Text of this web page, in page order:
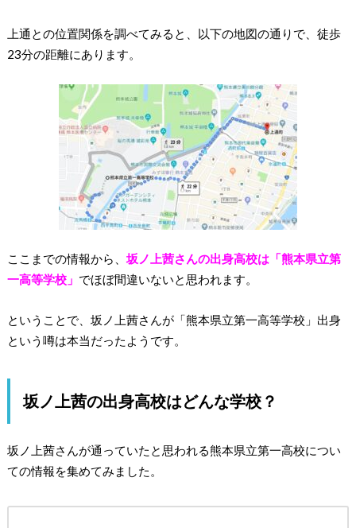
上通との位置関係を調べてみると、以下の地図の通りで、徒歩
23分の距離にあります。
ここまでの情報から、坂ノ上茜さんの出身高校は「熊本県立第
一高等学校」 でほぼ間違いないと思われます。
ということで、坂ノ上茜さんが「熊本県立第一高等学校」出身
という噂は本当だったようです。
坂ノ上茜の出身高校はどんな学校？
坂ノ上茜さんが通っていたと思われる熊本県立第一高校につい
ての情報を集めてみました。